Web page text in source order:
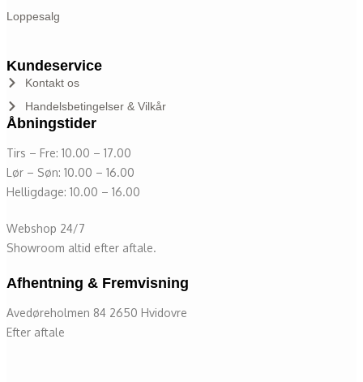
Loppesalg
Kundeservice
Kontakt os
Handelsbetingelser & Vilkår
Åbningstider
Tirs – Fre: 10.00 – 17.00
Lør – Søn: 10.00 – 16.00
Helligdage: 10.00 – 16.00
Webshop 24/7
Showroom altid efter aftale.
Afhentning & Fremvisning
Avedøreholmen 84 2650 Hvidovre
Efter aftale